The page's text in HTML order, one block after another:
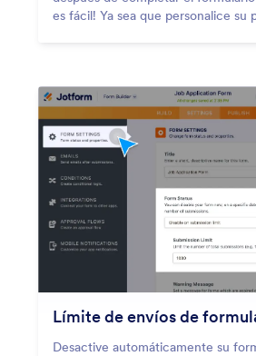
es fácil! Ya sea que personalice su
Límite de envíos de
Desactive automáticamente su